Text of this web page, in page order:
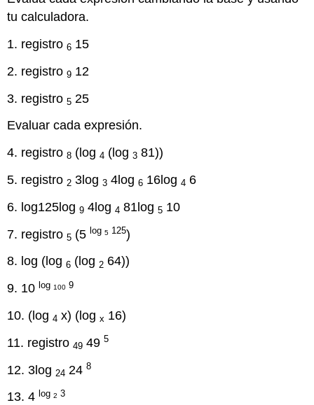
tu calculadora.
1. registro6 15
2. registro9 12
3. registro5 25
Evaluar cada expresión.
4. registro8 (log4 (log3 81))
5. registro 2 3log3 4log6 16log 4 6
6. log125log9 4log 4 81log5 10
7. registro5 (5log5 125)
8. log (log6 (log 2 64))
9. 10log 100 9
10. (log 4 x) (logx 16)
11. registro 49 495
12. 3log 24 248
13. 4log2 3